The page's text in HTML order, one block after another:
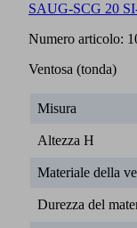
SAUG-SCG 20
Numero articolo:
Ventosa (tonda)
Misura
Altezza H
Materiale della
Durezza del